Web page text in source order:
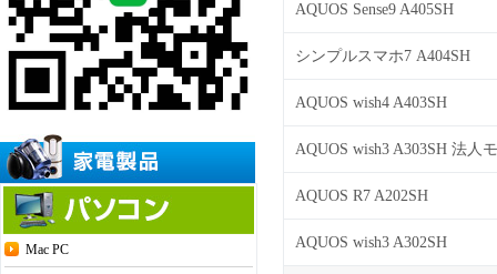
Mac PC
AQUOS Sense9 A405SH
シンプルスマホ7 A404SH
AQUOS wish4 A403SH
AQUOS wish3 A303SH 法人
AQUOS R7 A202SH
AQUOS wish3 A302SH